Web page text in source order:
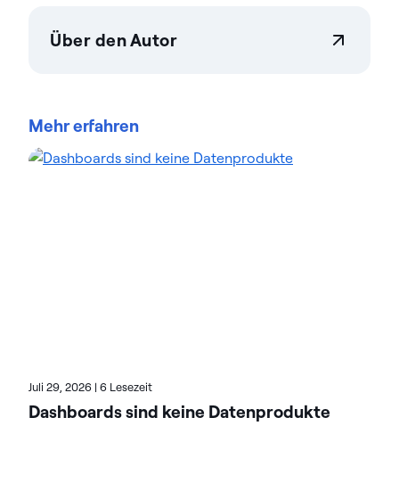
Über den Autor
Unternehmen vertrauen auf Datenmanagement
komplexe Datenumgebungen zu optimieren und
Mehr erfahren
Juli 29, 2026 | 6 Lesezeit
Dashboards sind keine Datenprodukte